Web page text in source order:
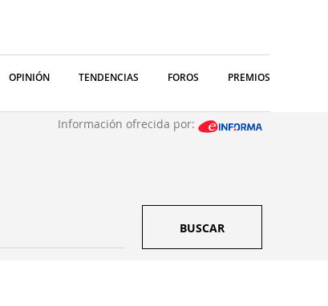
OPINIÓN TENDENCIAS FOROS PREMIOS
Información ofrecida por:
BUSCAR